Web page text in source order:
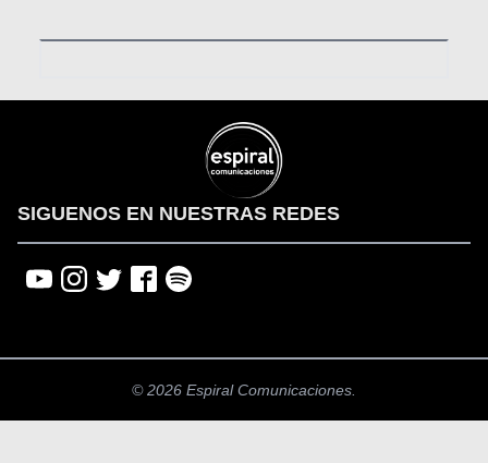
SIGUENOS EN NUESTRAS REDES
© 2026 Espiral Comunicaciones.